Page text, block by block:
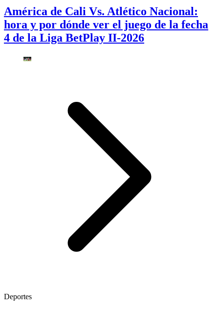
América de Cali Vs. Atlético Nacional:
hora y por dónde ver el juego de la fecha
4 de la Liga BetPlay II-2026
Deportes